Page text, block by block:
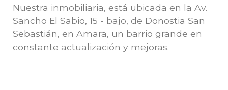
Nuestra inmobiliaria, está ubicada en la Av.
Sancho El Sabio, 15 - bajo, de Donostia San
Sebastián, en Amara, un barrio grande en
constante actualización y mejoras.